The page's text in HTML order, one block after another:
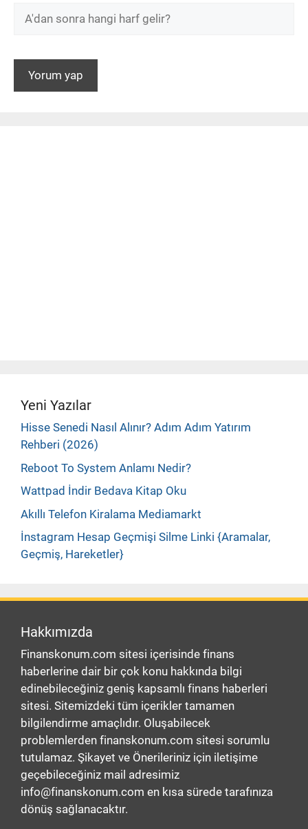
sonra
harf
gelir?
Yeni Yazılar
Hisse Senedi Nasıl Alınır? Adım Adım Yatırım
Rehberi (2026)
Reboot To System Anlamı Nedir?
Wattpad İndir Bedava Kitap Oku
Akıllı Telefon Kiralama Mediamarkt
İnstagram Hesap Geçmişi Silme Linki {Aramalar,
Geçmiş, Hareketler}
Hakkımızda
Finanskonum.com sitesi içerisinde finans
haberlerine dair bir çok konu hakkında bilgi
edinebileceğiniz geniş kapsamlı finans haberleri
sitesi. Sitemizdeki tüm içerikler tamamen
bilgilendirme amaçlıdır. Oluşabilecek
problemlerden finanskonum.com sitesi sorumlu
tutulamaz. Şikayet ve Önerileriniz için iletişime
geçebileceğiniz mail adresimiz
info@finanskonum.com en kısa sürede tarafınıza
dönüş sağlanacaktır.